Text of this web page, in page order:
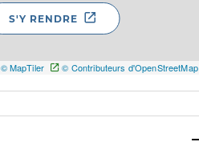
© MapTiler © Contributeurs d'OpenStreetMap
S'Y RENDRE